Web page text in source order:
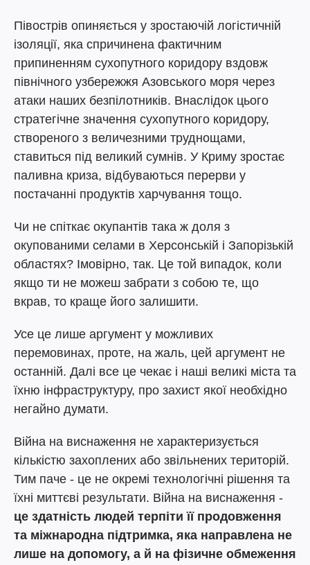
Півострів опиняється у зростаючій логістичній
ізоляції, яка спричинена фактичним
припиненням сухопутного коридору вздовж
північного узбережжя Азовського моря через
атаки наших безпілотників. Внаслідок цього
стратегічне значення сухопутного коридору,
створеного з величезними труднощами,
ставиться під великий сумнів. У Криму зростає
паливна криза, відбуваються перерви у
постачанні продуктів харчування тощо.
Чи не спіткає окупантів така ж доля з
окупованими селами в Херсонській і Запорізькій
областях? Імовірно, так. Це той випадок, коли
якщо ти не можеш забрати з собою те, що
вкрав, то краще його залишити.
Усе це лише аргумент у можливих
перемовинах, проте, на жаль, цей аргумент не
останній. Далі все це чекає і наші великі міста та
їхню інфраструктуру, про захист якої необхідно
негайно думати.
Війна на виснаження не характеризується
кількістю захоплених або звільнених територій.
Тим паче - це не окремі технологічні рішення та
їхні миттєві результати. Війна на виснаження -
це здатність людей терпіти її продовження
та міжнародна підтримка, яка направлена не
лише на допомогу, а й на фізичне обмеження